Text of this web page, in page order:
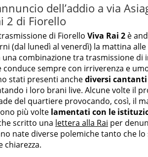
dell’addio a via
2 di Fiorello
di Fiorello Viva Rai 2 è
(dal lunedì al venerdì) la mattina
una combinazione tra trasmissione di
conduce sempre con irriverenza e
stati presenti anchediversi cantanti
i loro brani live. Alcune volte il
del quartiere provocando, così, il
più volte lamentati con le
scritto una lettera alla Rai per
nate diverse polemiche tanto che
chiarezza.